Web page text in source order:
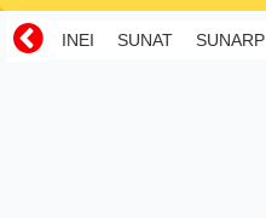
INEI SUNAT SUNARP